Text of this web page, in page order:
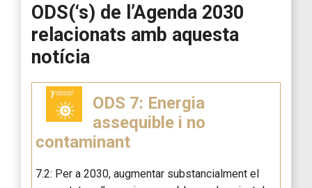
ODS(‘s) de l’Agenda 2030
relacionats amb aquesta
notícia
ODS 7: Energia
assequible i no
contaminant
7.2: Per a 2030, augmentar substancialment el